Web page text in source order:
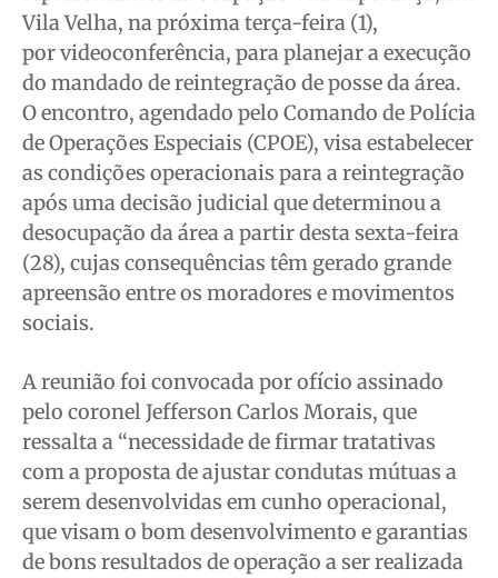
Anuncie
Quem Somos
Expediente
Contato
Anuncie
Termos de Uso
Privacidade
Anuncie
Quem Somos
Expediente
Contato
Anuncie
Termos de Uso
Privacidade
Anuncie
Quem Somos
Expediente
Contato
Anuncie
Termos de Uso
Privacidade
Anuncie
Quem Somos
Expediente
Contato
Anuncie
Termos de Uso
Privacidade
Vila Velha, na próxima terça-feira (1),
por videoconferência, para planejar a execução
do mandado de reintegração de posse da área.
O encontro, agendado pelo Comando de Polícia
de Operações Especiais (CPOE), visa estabelecer
as condições operacionais para a reintegração
após uma decisão judicial que determinou a
desocupação da área a partir desta sexta-feira
(28), cujas consequências têm gerado grande
apreensão entre os moradores e movimentos
sociais.
A reunião foi convocada por ofício assinado
pelo coronel Jefferson Carlos Morais, que
ressalta a “necessidade de firmar tratativas
com a proposta de ajustar condutas mútuas a
serem desenvolvidas em cunho operacional,
que visam o bom desenvolvimento e garantias
de bons resultados de operação a ser realizada